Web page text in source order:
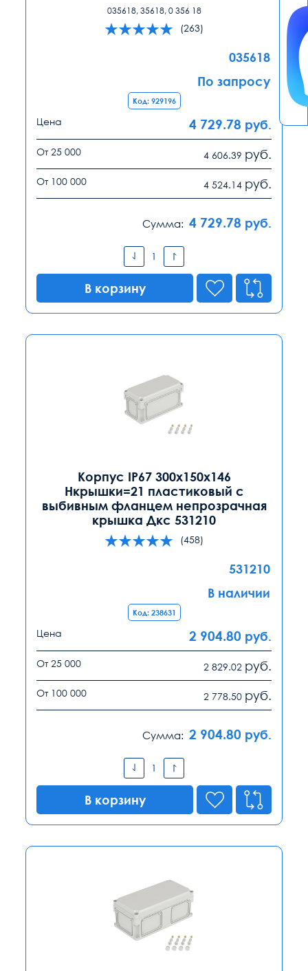
035618, 35618, 0 356 18
(263)
035618
По запросу
Код: 929196
Цена 4 729.78 руб.
От 25 000 4 606.39 руб.
От 100 000 4 524.14 руб.
Сумма: 4 729.78 руб.
В корзину
Корпус IP67 300х150х146
Hкрышки=21 пластиковый с
выбивным фланцем непрозрачная
крышка Дкс 531210
(458)
531210
В наличии
Код: 238631
Цена 2 904.80 руб.
От 25 000 2 829.02 руб.
От 100 000 2 778.50 руб.
Сумма: 2 904.80 руб.
В корзину